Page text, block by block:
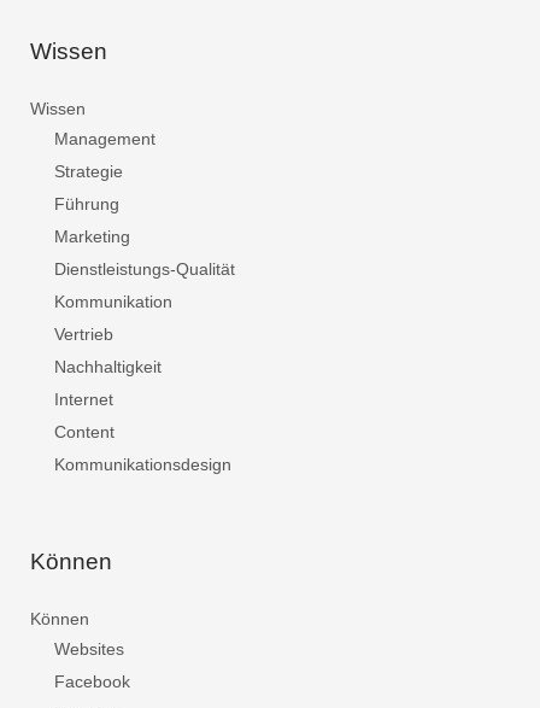
Wissen
Wissen
Management
Strategie
Führung
Marketing
Dienstleistungs-Qualität
Kommunikation
Vertrieb
Nachhaltigkeit
Internet
Content
Kommunikationsdesign
Können
Können
Websites
Facebook